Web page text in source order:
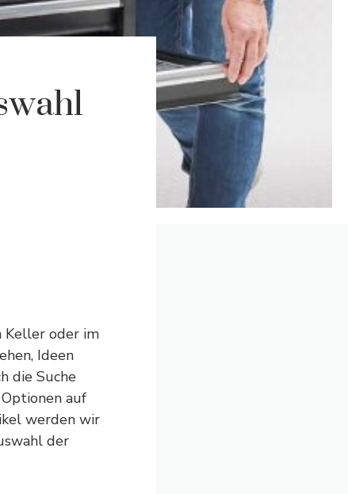
Keller oder im
Ideen
die Suche
auf
werden wir
der